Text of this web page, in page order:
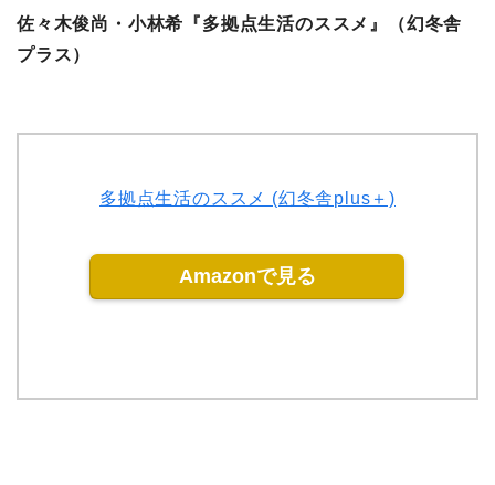
佐々木俊尚・小林希『多拠点生活のススメ』（幻冬舎
プラス）
多拠点生活のススメ (幻冬舎plus＋)
Amazonで見る